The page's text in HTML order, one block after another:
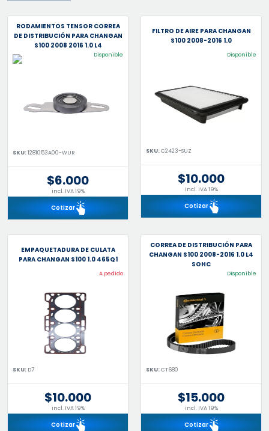
RODAMIENTOS TENSOR CORREA
DE DISTRIBUCIÓN PARA CHANGAN
S100 2008 2016 1.0 L4
Disponible
SKU:1281053A00-WUR
$6.000
incl. IVA 19%
Cotizar
FILTRO DE AIRE PARA CHANGAN
S100 2008-2016 1.0
Disponible
SKU:C2423-SUZ
$10.000
incl. IVA 19%
Cotizar
EMPAQUETADURA DE CULATA
PARA CHANGAN S100 1.0 465Q1
A pedido
SKU: D7
$10.000
incl. IVA 19%
Cotizar
CORREA DE DISTRIBUCIÓN PARA
CHANGAN S100 2008-2016 1.0 L4
SOHC
Disponible
SKU:CT680
$15.000
incl. IVA 19%
Cotizar